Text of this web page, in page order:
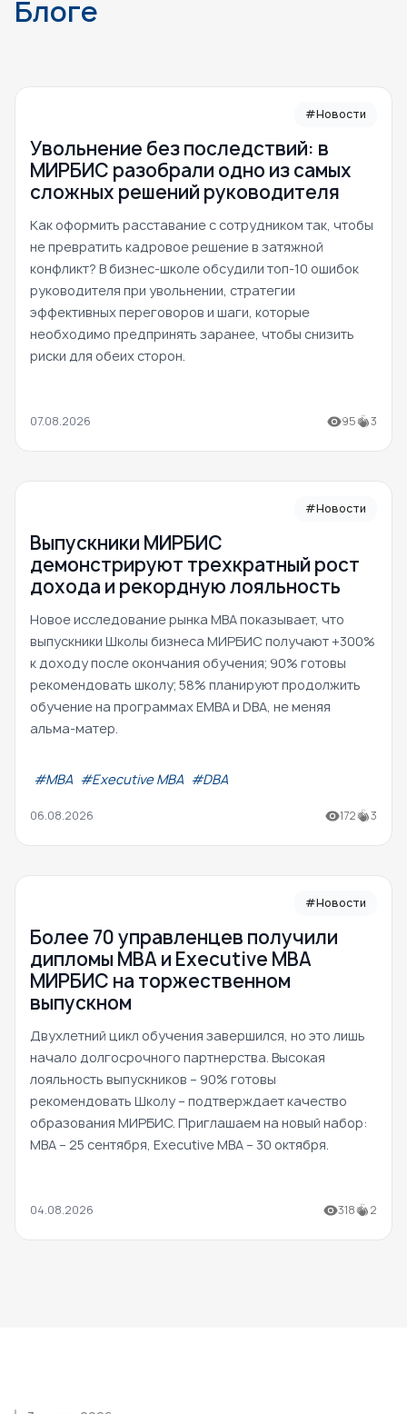
Блоге
#Новости
Увольнение без последствий: в
МИРБИС разобрали одно из самых
сложных решений руководителя
Как оформить расставание с сотрудником так, чтобы
не превратить кадровое решение в затяжной
конфликт? В бизнес-школе обсудили топ-10 ошибок
руководителя при увольнении, стратегии
эффективных переговоров и шаги, которые
необходимо предпринять заранее, чтобы снизить
риски для обеих сторон.
07.08.2026 95 3
#Новости
Выпускники МИРБИС
демонстрируют трехкратный рост
дохода и рекордную лояльность
Новое исследование рынка MBA показывает, что
выпускники Школы бизнеса МИРБИС получают +300%
к доходу после окончания обучения; 90% готовы
рекомендовать школу; 58% планируют продолжить
обучение на программах EMBA и DBA, не меняя
альма-матер.
#МВА #Executive MBA #DBA
06.08.2026 172 3
#Новости
Более 70 управленцев получили
дипломы MBA и Executive MBA
МИРБИС на торжественном
выпускном
Двухлетний цикл обучения завершился, но это лишь
начало долгосрочного партнерства. Высокая
лояльность выпускников – 90% готовы
рекомендовать Школу – подтверждает качество
образования МИРБИС. Приглашаем на новый набор:
MBA – 25 сентября, Executive MBA – 30 октября.
04.08.2026 318 2